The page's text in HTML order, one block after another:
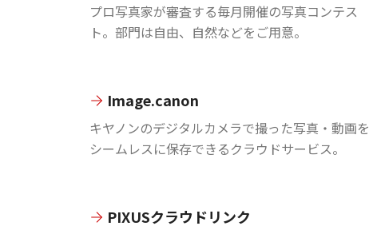
プロ写真家が審査する毎月開催の写真コンテス
ト。部門は自由、自然などをご用意。
Image.canon
キヤノンのデジタルカメラで撮った写真・動画を
シームレスに保存できるクラウドサービス。
PIXUSクラウドリンク